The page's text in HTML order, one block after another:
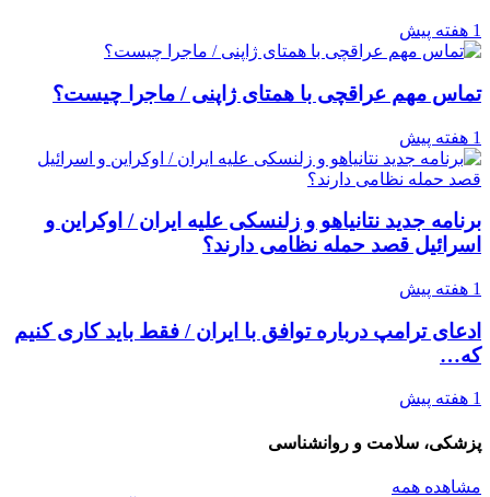
1 هفته پیش
تماس مهم عراقچی با همتای ژاپنی / ماجرا چیست؟
1 هفته پیش
برنامه جدید نتانیاهو و زلنسکی علیه ایران / اوکراین و
اسرائیل قصد حمله نظامی دارند؟
1 هفته پیش
ادعای ترامپ درباره توافق با ایران / فقط باید کاری کنیم
که…
1 هفته پیش
پزشکی، سلامت و روانشناسی
مشاهده همه